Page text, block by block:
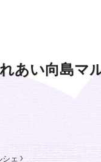
あい向島マ
シェ